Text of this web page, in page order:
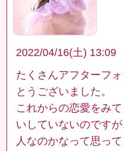
2022/04/16(土) 13:09
たくさんアフターフ
とうございました。
これからの恋愛をみ
いしていないのです
人なのかなって思っ